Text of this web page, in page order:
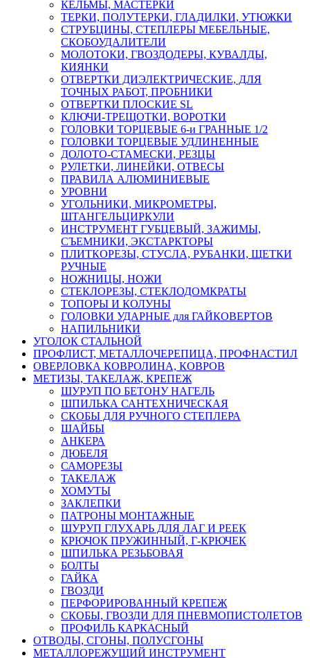
КЕЛЬМЫ, МАСТЕРКИ
ТЕРКИ, ПОЛУТЕРКИ, ГЛАДИЛКИ, УТЮЖКИ
СТРУБЦИНЫ, СТЕПЛЕРЫ МЕБЕЛЬНЫЕ,
СКОБОУДАЛИТЕЛИ
МОЛОТОКИ, ГВОЗДОДЕРЫ, КУВАЛДЫ,
КИЯНКИ
ОТВЕРТКИ ДИЭЛЕКТРИЧЕСКИЕ, ДЛЯ
ТОЧНЫХ РАБОТ, ПРОБНИКИ
ОТВЕРТКИ ПЛОСКИЕ SL
КЛЮЧИ-ТРЕЩОТКИ, ВОРОТКИ
ГОЛОВКИ ТОРЦЕВЫЕ 6-и ГРАННЫЕ 1/2
ГОЛОВКИ ТОРЦЕВЫЕ УДЛИНЕННЫЕ
ДОЛОТО-СТАМЕСКИ, РЕЗЦЫ
РУЛЕТКИ, ЛИНЕЙКИ, ОТВЕСЫ
ПРАВИЛА АЛЮМИНИЕВЫЕ
УРОВНИ
УГОЛЬНИКИ, МИКРОМЕТРЫ,
ШТАНГЕЛЬЦИРКУЛИ
ИНСТРУМЕНТ ГУБЦЕВЫЙ, ЗАЖИМЫ,
СЪЕМНИКИ, ЭКСТАРКТОРЫ
ПЛИТКОРЕЗЫ, СТУСЛА, РУБАНКИ, ЩЕТКИ
РУЧНЫЕ
НОЖНИЦЫ, НОЖИ
СТЕКЛОРЕЗЫ, СТЕКЛОДОМКРАТЫ
ТОПОРЫ И КОЛУНЫ
ГОЛОВКИ УДАРНЫЕ для ГАЙКОВЕРТОВ
НАПИЛЬНИКИ
УГОЛОК СТАЛЬНОЙ
ПРОФЛИСТ, МЕТАЛЛОЧЕРЕПИЦА, ПРОФНАСТИЛ
ОВЕРЛОВКА КОВРОЛИНА, КОВРОВ
МЕТИЗЫ, ТАКЕЛАЖ, КРЕПЕЖ
ШУРУП ПО БЕТОНУ НАГЕЛЬ
ШПИЛЬКА САНТЕХНИЧЕСКАЯ
СКОБЫ ДЛЯ РУЧНОГО СТЕПЛЕРА
ШАЙБЫ
АНКЕРА
ДЮБЕЛЯ
САМОРЕЗЫ
ТАКЕЛАЖ
ХОМУТЫ
ЗАКЛЕПКИ
ПАТРОНЫ МОНТАЖНЫЕ
ШУРУП ГЛУХАРЬ ДЛЯ ЛАГ И РЕЕК
КРЮЧОК ПРУЖИННЫЙ, Г-КРЮЧЕК
ШПИЛЬКА РЕЗЬБОВАЯ
БОЛТЫ
ГАЙКА
ГВОЗДИ
ПЕРФОРИРОВАННЫЙ КРЕПЕЖ
СКОБЫ, ГВОЗДИ ДЛЯ ПНЕВМОПИСТОЛЕТОВ
ПРОФИЛЬ КАРКАСНЫЙ
ОТВОДЫ, СГОНЫ, ПОЛУСГОНЫ
МЕТАЛЛОРЕЖУЩИЙ ИНСТРУМЕНТ